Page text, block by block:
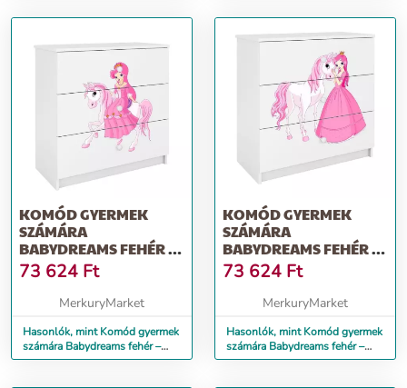
KOMÓD GYERMEK
SZÁMÁRA
BABYDREAMS FEHÉR –
HERCEGNŐ 1
73 624 Ft
MerkuryMarket
Hasonlók, mint Komód gyermek
számára Babydreams fehér –
Hercegnő 1
KOMÓD GYERMEK
SZÁMÁRA
BABYDREAMS FEHÉR –
HERCEGNŐ 2
73 624 Ft
MerkuryMarket
Hasonlók, mint Komód gyermek
számára Babydreams fehér –
Hercegnő 2